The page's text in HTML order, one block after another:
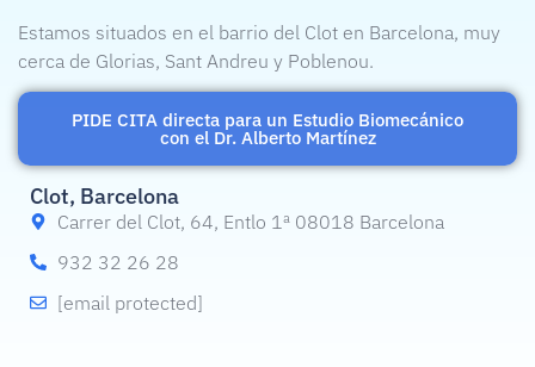
Estamos situados en el barrio del Clot en Barcelona, muy
cerca de Glorias, Sant Andreu y Poblenou.
PIDE CITA directa para un Estudio Biomecánico
con el Dr. Alberto Martínez
Clot, Barcelona
Carrer del Clot, 64, Entlo 1ª 08018 Barcelona
932 32 26 28
[email protected]